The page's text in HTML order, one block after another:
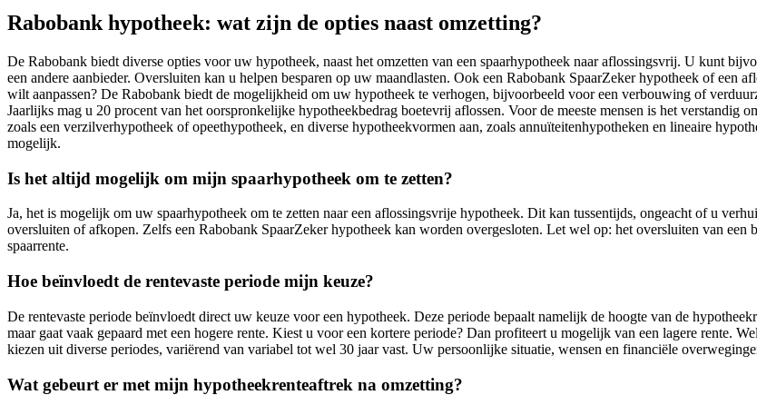
Rabobank hypotheek: wat zijn de opties naast omzetting?
De Rabobank biedt diverse opties voor uw hypotheek, naast het omzetten van een spaarhypotheek naar aflossingsvrij. U kunt
een andere aanbieder. Oversluiten kan u helpen besparen op uw maandlasten. Ook een Rabobank SpaarZeker hypotheek of
wilt aanpassen? De Rabobank biedt de mogelijkheid om uw hypotheek te verhogen, bijvoorbeeld voor een verbouwing of
Jaarlijks mag u 20 procent van het oorspronkelijke hypotheekbedrag boetevrij aflossen. Voor de meeste mensen is het verstandig
zoals een verzilverhypotheek of opeethypotheek, en diverse hypotheekvormen aan, zoals annuïteitenhypotheken en lineaire
mogelijk.
Is het altijd mogelijk om mijn spaarhypotheek om te zetten?
Ja, het is mogelijk om uw spaarhypotheek om te zetten naar een aflossingsvrije hypotheek. Dit kan tussentijds, ongeacht of u
oversluiten of afkopen. Zelfs een Rabobank SpaarZeker hypotheek kan worden overgesloten. Let wel op: het oversluiten van
spaarrente.
Hoe beïnvloedt de rentevaste periode mijn keuze?
De rentevaste periode beïnvloedt direct uw keuze voor een hypotheek. Deze periode bepaalt namelijk de hoogte van de
maar gaat vaak gepaard met een hogere rente. Kiest u voor een kortere periode? Dan profiteert u mogelijk van een lagere rente.
kiezen uit diverse periodes, variërend van variabel tot wel 30 jaar vast. Uw persoonlijke situatie, wensen en financiële
Wat gebeurt er met mijn hypotheekrenteaftrek na omzetting?